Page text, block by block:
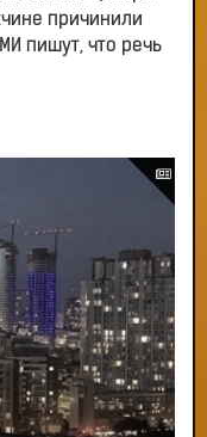
причинили
пишут, что речь